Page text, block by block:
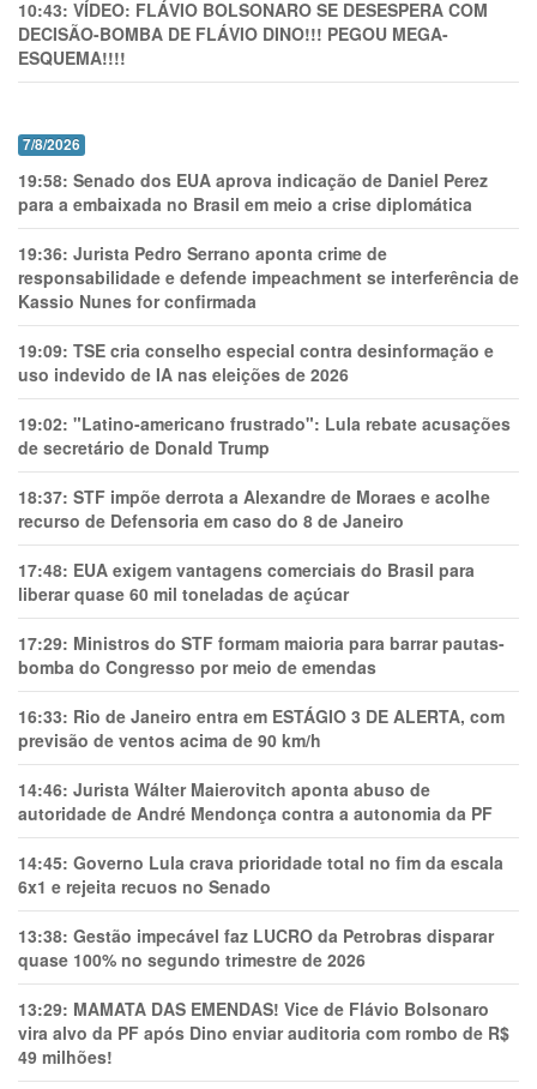
10:43: VÍDEO: FLÁVIO BOLSONARO SE DESESPERA COM
DECISÃO-BOMBA DE FLÁVIO DINO!!! PEGOU MEGA-
ESQUEMA!!!!
7/8/2026
19:58: Senado dos EUA aprova indicação de Daniel Perez
para a embaixada no Brasil em meio a crise diplomática
19:36: Jurista Pedro Serrano aponta crime de
responsabilidade e defende impeachment se interferência de
Kassio Nunes for confirmada
19:09: TSE cria conselho especial contra desinformação e
uso indevido de IA nas eleições de 2026
19:02: "Latino-americano frustrado": Lula rebate acusações
de secretário de Donald Trump
18:37: STF impõe derrota a Alexandre de Moraes e acolhe
recurso de Defensoria em caso do 8 de Janeiro
17:48: EUA exigem vantagens comerciais do Brasil para
liberar quase 60 mil toneladas de açúcar
17:29: Ministros do STF formam maioria para barrar pautas-
bomba do Congresso por meio de emendas
16:33: Rio de Janeiro entra em ESTÁGIO 3 DE ALERTA, com
previsão de ventos acima de 90 km/h
14:46: Jurista Wálter Maierovitch aponta abuso de
autoridade de André Mendonça contra a autonomia da PF
14:45: Governo Lula crava prioridade total no fim da escala
6x1 e rejeita recuos no Senado
13:38: Gestão impecável faz LUCRO da Petrobras disparar
quase 100% no segundo trimestre de 2026
13:29: MAMATA DAS EMENDAS! Vice de Flávio Bolsonaro
vira alvo da PF após Dino enviar auditoria com rombo de R$
49 milhões!